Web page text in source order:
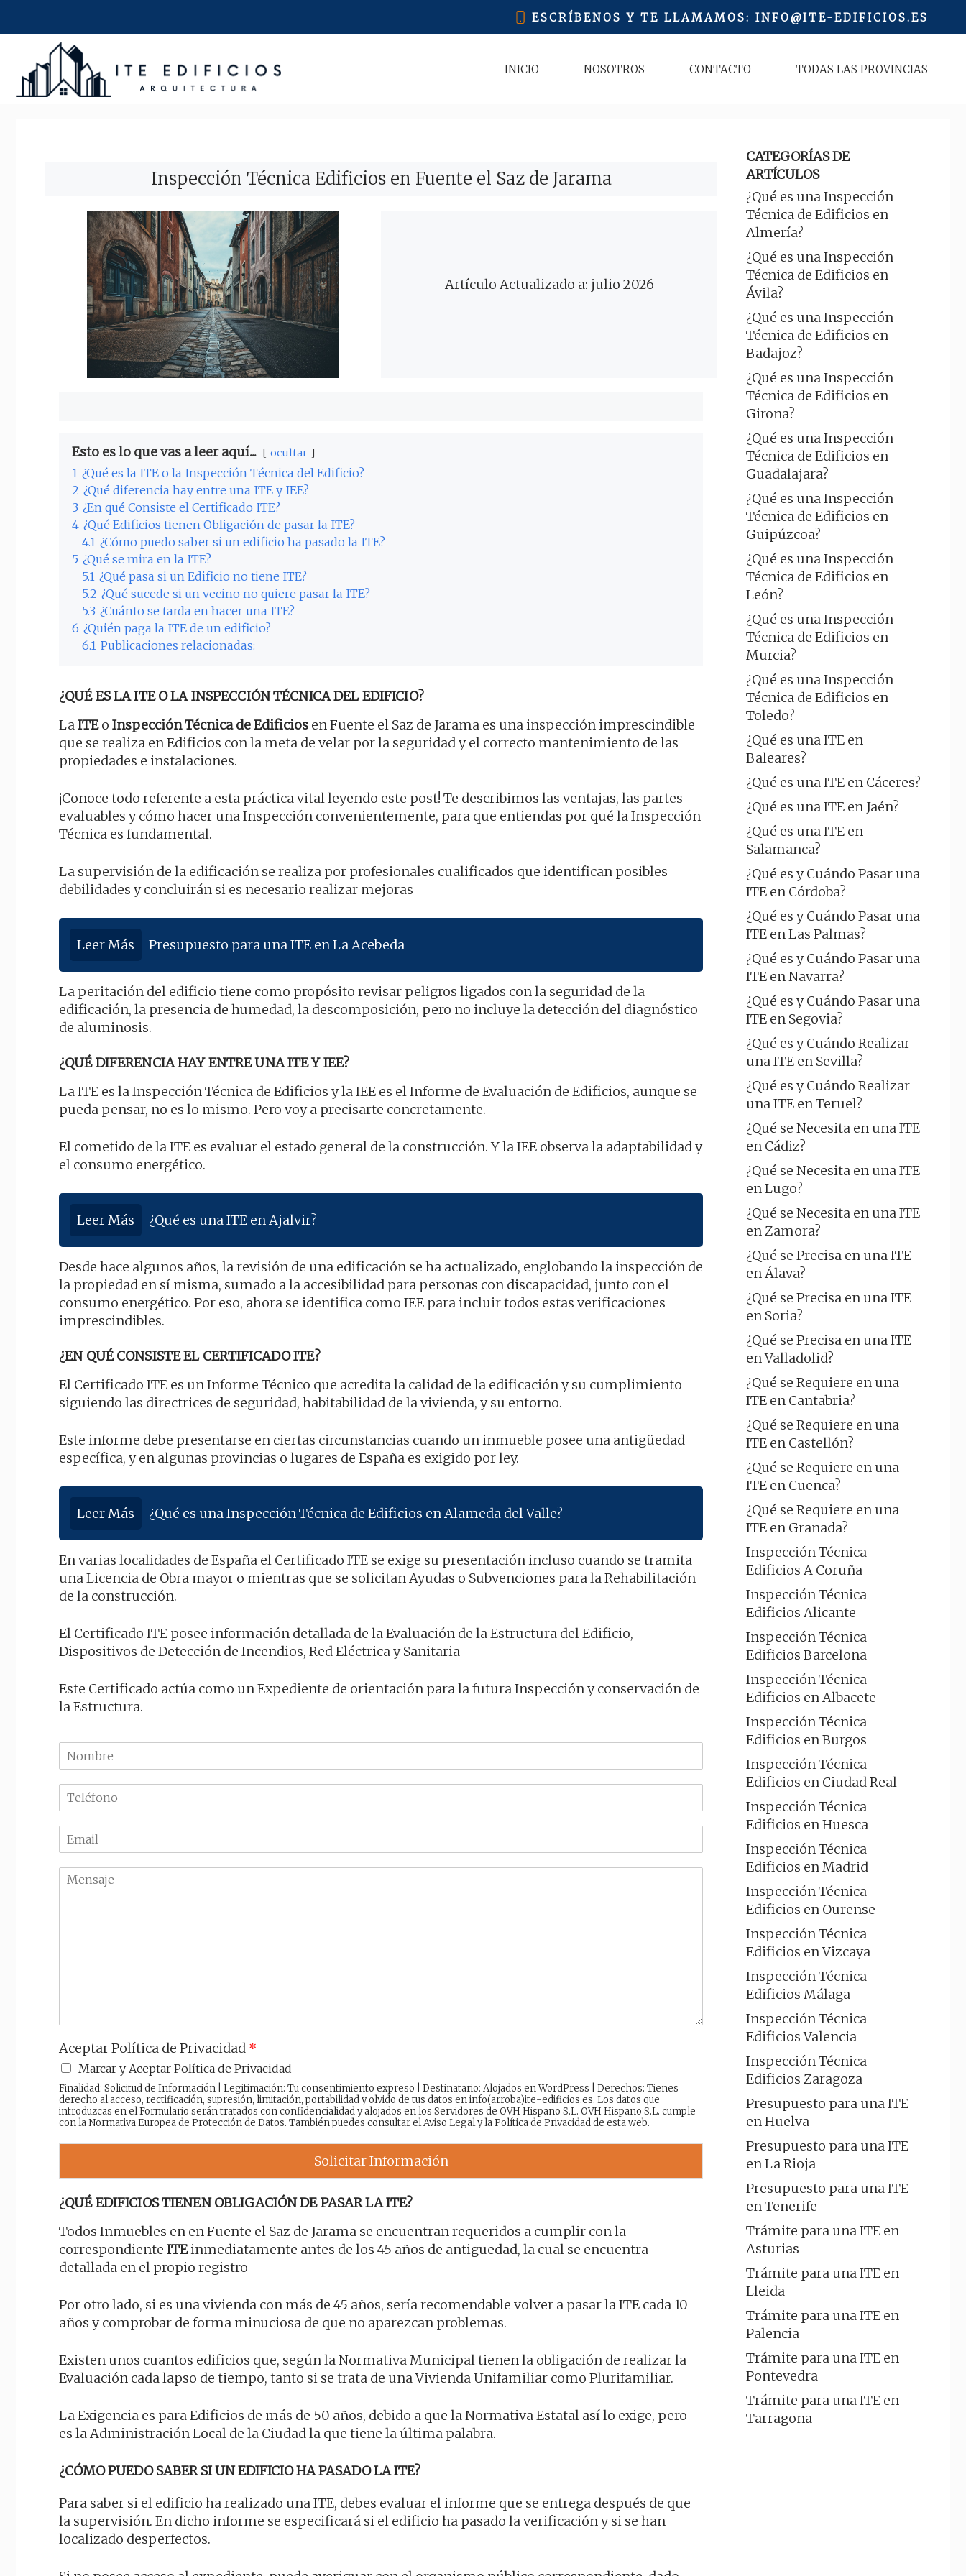
contenido
ESCRÍBENOS Y TE LLAMAMOS: INFO@ITE-EDIFICIOS.ES
INICIO NOSOTROS CONTACTO TODAS LAS PROVINCIAS
Inspección Técnica Edificios en Fuente el Saz de Jarama
Artículo Actualizado a: julio 2026
Esto es lo que vas a leer aquí... ocultar
1 ¿Qué es la ITE o la Inspección Técnica del Edificio?
2 ¿Qué diferencia hay entre una ITE y IEE?
3 ¿En qué Consiste el Certificado ITE?
4 ¿Qué Edificios tienen Obligación de pasar la ITE?
4.1 ¿Cómo puedo saber si un edificio ha pasado la ITE?
5 ¿Qué se mira en la ITE?
5.1 ¿Qué pasa si un Edificio no tiene ITE?
5.2 ¿Qué sucede si un vecino no quiere pasar la ITE?
5.3 ¿Cuánto se tarda en hacer una ITE?
6 ¿Quién paga la ITE de un edificio?
6.1 Publicaciones relacionadas:
¿QUÉ ES LA ITE O LA INSPECCIÓN TÉCNICA DEL EDIFICIO?
LaITEo Inspección Técnica de Edificios en Fuente el Saz de Jarama es una inspección imprescindible
que se realiza en Edificios con la meta de velar por la seguridad y el correcto mantenimiento de las
propiedades e instalaciones.
¡Conoce todo referente a esta práctica vital leyendo este post! Te describimos las ventajas, las partes
evaluables y cómo hacer una Inspección convenientemente, para que entiendas por qué la Inspección
Técnica es fundamental.
La supervisión de la edificación se realiza por profesionales cualificados que identifican posibles
debilidades y concluirán si es necesario realizar mejoras
Leer Más Presupuesto para una ITE en La Acebeda
La peritación del edificio tiene como propósito revisar peligros ligados con la seguridad de la
edificación, la presencia de humedad, la descomposición, pero no incluye la detección del diagnóstico
de aluminosis.
¿QUÉ DIFERENCIA HAY ENTRE UNA ITE Y IEE?
La ITE es la Inspección Técnica de Edificios y la IEE es el Informe de Evaluación de Edificios, aunque se
pueda pensar, no es lo mismo. Pero voy a precisarte concretamente.
El cometido de la ITE es evaluar el estado general de la construcción. Y la IEE observa la adaptabilidad y
el consumo energético.
Leer Más ¿Qué es una ITE en Ajalvir?
Desde hace algunos años, la revisión de una edificación se ha actualizado, englobando la inspección de
la propiedad en sí misma, sumado a la accesibilidad para personas con discapacidad, junto con el
consumo energético. Por eso, ahora se identifica como IEE para incluir todos estas verificaciones
imprescindibles.
¿EN QUÉ CONSISTE EL CERTIFICADO ITE?
El Certificado ITE es un Informe Técnico que acredita la calidad de la edificación y su cumplimiento
siguiendo las directrices de seguridad, habitabilidad de la vivienda, y su entorno.
Este informe debe presentarse en ciertas circunstancias cuando un inmueble posee una antigüedad
específica, y en algunas provincias o lugares de España es exigido por ley.
Leer Más ¿Qué es una Inspección Técnica de Edificios en Alameda del Valle?
En varias localidades de España el Certificado ITE se exige su presentación incluso cuando se tramita
una Licencia de Obra mayor o mientras que se solicitan Ayudas o Subvenciones para la Rehabilitación
de la construcción.
El Certificado ITE posee información detallada de la Evaluación de la Estructura del Edificio,
Dispositivos de Detección de Incendios, Red Eléctrica y Sanitaria
Este Certificado actúa como un Expediente de orientación para la futura Inspección y conservación de
la Estructura.
N
o
m
r
e
l
f
m
a
M
Aceptar Política de Privacidad *
Marcar y Aceptar Política de Privacidad
Finalidad: Solicitud de Información | Legitimación: Tu consentimiento expreso | Destinatario: Alojados en WordPress | Derechos: Tienes
derecho al acceso, rectificación, supresión, limitación, portabilidad y olvido de tus datos en info(arroba)ite-edificios.es. Los datos que
introduzcas en el Formulario serán tratados con confidencialidad y alojados en los Servidores de OVH Hispano S.L. OVH Hispano S.L. cumple
con la Normativa Europea de Protección de Datos. También puedes consultar elAviso Legaly laPolítica de Privacidadde esta web.
Solicitar Información
¿QUÉ EDIFICIOS TIENEN OBLIGACIÓN DE PASAR LA ITE?
Todos Inmuebles en en Fuente el Saz de Jarama se encuentran requeridos a cumplir con la
correspondiente ITEinmediatamente antes de los 45 años de antiguedad, la cual se encuentra
detallada en el propio registro
Por otro lado, si es una vivienda con más de 45 años, sería recomendable volver a pasar la ITE cada 10
años y comprobar de forma minuciosa de que no aparezcan problemas.
Existen unos cuantos edificios que, según la Normativa Municipal tienen la obligación de realizar la
Evaluación cada lapso de tiempo, tanto si se trata de una Vivienda Unifamiliar como Plurifamiliar.
La Exigencia es para Edificios de más de 50 años, debido a que la Normativa Estatal así lo exige, pero
es la Administración Local de la Ciudad la que tiene la última palabra.
¿CÓMO PUEDO SABER SI UN EDIFICIO HA PASADO LA ITE?
Para saber si el edificio ha realizado una ITE, debes evaluar el informe que se entrega después de que
la supervisión. En dicho informe se especificará si el edificio ha pasado la verificación y si se han
localizado desperfectos.
CATEGORÍAS DE
ARTÍCULOS
¿Qué es una Inspección
Técnica de Edificios en
Almería?
¿Qué es una Inspección
Técnica de Edificios en
Ávila?
¿Qué es una Inspección
Técnica de Edificios en
Badajoz?
¿Qué es una Inspección
Técnica de Edificios en
Girona?
¿Qué es una Inspección
Técnica de Edificios en
Guadalajara?
¿Qué es una Inspección
Técnica de Edificios en
Guipúzcoa?
¿Qué es una Inspección
Técnica de Edificios en
León?
¿Qué es una Inspección
Técnica de Edificios en
Murcia?
¿Qué es una Inspección
Técnica de Edificios en
Toledo?
¿Qué es una ITE en
Baleares?
¿Qué es una ITE en Cáceres?
¿Qué es una ITE en Jaén?
¿Qué es una ITE en
Salamanca?
¿Qué es y Cuándo Pasar una
ITE en Córdoba?
¿Qué es y Cuándo Pasar una
ITE en Las Palmas?
¿Qué es y Cuándo Pasar una
ITE en Navarra?
¿Qué es y Cuándo Pasar una
ITE en Segovia?
¿Qué es y Cuándo Realizar
una ITE en Sevilla?
¿Qué es y Cuándo Realizar
una ITE en Teruel?
¿Qué se Necesita en una ITE
en Cádiz?
¿Qué se Necesita en una ITE
en Lugo?
¿Qué se Necesita en una ITE
en Zamora?
¿Qué se Precisa en una ITE
en Álava?
¿Qué se Precisa en una ITE
en Soria?
¿Qué se Precisa en una ITE
en Valladolid?
¿Qué se Requiere en una
ITE en Cantabria?
¿Qué se Requiere en una
ITE en Castellón?
¿Qué se Requiere en una
ITE en Cuenca?
¿Qué se Requiere en una
ITE en Granada?
Inspección Técnica
Edificios A Coruña
Inspección Técnica
Edificios Alicante
Inspección Técnica
Edificios Barcelona
Inspección Técnica
Edificios en Albacete
Inspección Técnica
Edificios en Burgos
Inspección Técnica
Edificios en Ciudad Real
Inspección Técnica
Edificios en Huesca
Inspección Técnica
Edificios en Madrid
Inspección Técnica
Edificios en Ourense
Inspección Técnica
Edificios en Vizcaya
Inspección Técnica
Edificios Málaga
Inspección Técnica
Edificios Valencia
Inspección Técnica
Edificios Zaragoza
Presupuesto para una ITE
en Huelva
Presupuesto para una ITE
en La Rioja
Presupuesto para una ITE
en Tenerife
Trámite para una ITE en
Asturias
Trámite para una ITE en
Lleida
Trámite para una ITE en
Palencia
Trámite para una ITE en
Pontevedra
Trámite para una ITE en
Tarragona